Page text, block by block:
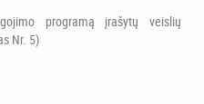
programą įrašytų veislių
Nr. 5)